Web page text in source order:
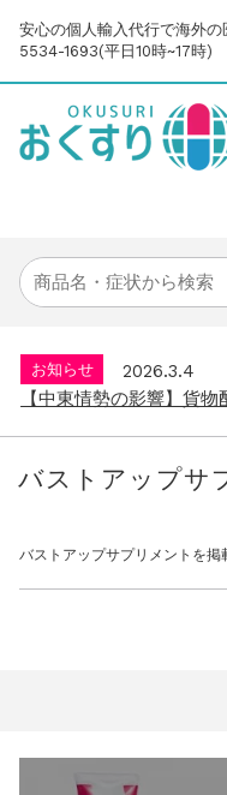
安心の個人輸入代行で海外
5534-1693(平日10時~17時)
2025.8.24
問い合わせ停止期間のご
お知らせ
2026.4.9
お知らせ
2026.3.4
【中東情勢の影響】貨
お知らせ
2025.11.19
お知らせ
2025.8.24
【中東情勢の影響】貨
お知らせ
2025.11.19
バストアップサ
バストアップサプリメントを掲